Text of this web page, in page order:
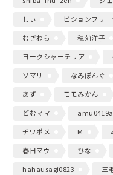
しぃ
ビションフリ
むぎわら
穂苅洋子
ヨークシャーテリア
ソマリ
なみぽんぐ
あず
モモみかん
どむママ
チワポメ
M
春日マウ
ひな
hahausagi0823
三